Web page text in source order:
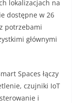
lokalizacjach na
dostępne w 26
potrzebami
głównymi
Spaces łączy
czujniki IoT
i